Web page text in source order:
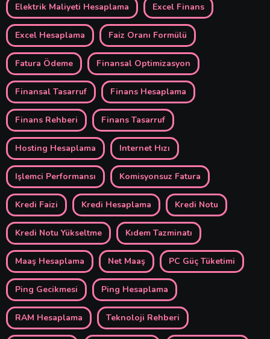
Elektrik Maliyeti Hesaplama Excel Finans
Excel Hesaplama Faiz Oranı Formülü
Fatura Ödeme Finansal Optimizasyon
Finansal Tasarruf Finans Hesaplama
Finans Rehberi Finans Tasarruf
Hosting Hesaplama Internet Hızı
Işlemci Performansı Komisyonsuz Fatura
Kredi Faizi Kredi Hesaplama Kredi Notu
Kredi Notu Yükseltme Kıdem Tazminatı
Maaş Hesaplama Net Maaş PC Güç Tüketimi
Ping Gecikmesi Ping Hesaplama
RAM Hesaplama Teknoloji Rehberi